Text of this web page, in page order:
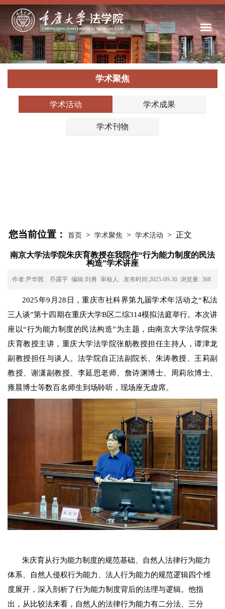
学术聚焦
学术活动 学术成果
学术刊物
您当前位置： 首页 >学术聚焦 >学术活动 > 正文
南京大学法学院朱庆育教授在我院作“行为能力制度的民法
构造”学术讲座
作者:尹华茜、乔露宇 编辑:刘勇 审核人: 发布时间:2025-09-30 浏览量: 368
2025年9月28日，重庆市社科界第九届学术年活动之“私法
三人谈”第十四期在重庆大学B区 二综314模拟法庭举行。本次讲
座以“行为能力制度的民法构造”为主题，由南京大学法学院朱
庆育教授主讲，重庆大学法学院张舫教授担任主持人，谭津龙
副教授担任与谈人。法学院自正法副院长、朱涛教授、王莉副
教授、谢潇副教授、李延思老师、詹诗渊博士、周莉欣博士、
雍晨博士等数百名师生到场聆听，现场座无虚席。
朱庆育从行为能力制度的规范基础、自然人法律行为能力
体系、自然人侵权行为能力、法人行为能力的规范逻辑四个维
度展开，深入剖析了行为能力制度背后的法理与逻辑。 他指
出，从比较法来看，自然人的法律行为能力有二分法、三分